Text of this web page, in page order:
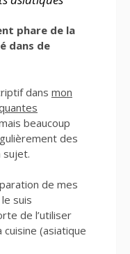
phare de la
dans de
dans mon
beaucoup
des
sujet.
de mes
suis
de l’utiliser
(asiatique